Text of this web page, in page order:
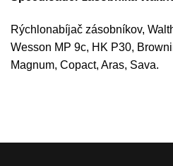
Rýchlonabíjač zásobníkov,
Wesson MP 9c, HK P30,
Magnum, Copact, Aras, Sava.